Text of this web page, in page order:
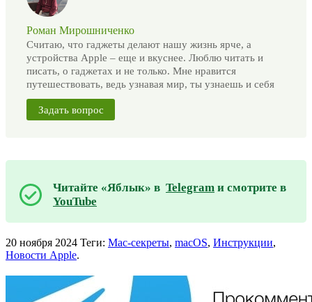
Роман Мирошниченко
Считаю, что гаджеты делают нашу жизнь ярче, а
устройства Apple – еще и вкуснее. Люблю читать и
писать, о гаджетах и не только. Мне нравится
путешествовать, ведь узнавая мир, ты узнаешь и себя
Задать вопрос
Читайте «Яблык» в Telegram и смотрите в
YouTube
20 ноября 2024 Теги: Mac-секреты, macOS, Инструкции,
Новости Apple.